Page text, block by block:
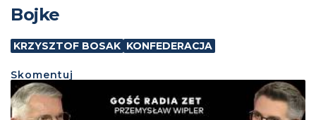
Bojke
KRZYSZTOF BOSAK KONFEDERACJA
Skomentuj